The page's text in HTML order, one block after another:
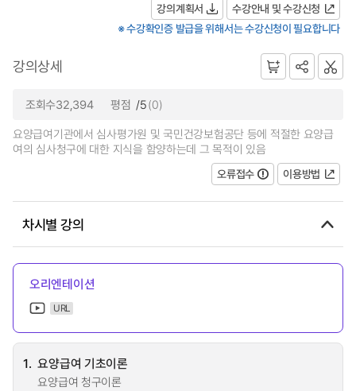
강의계획서
수강안내 및 수강신청
※ 수강확인증 발급을 위해서는 수강신청이 필요합니다
강의상세
조회수32,394 평점 /5(0)
요양급여기관에서 심사평가원 및 국민건강보험공단 등에 적절한 요양급
여의 심사청구에 대한 지식을 함양하는데 그 목적이 있음
오류접수
이용방법
차시별 강의
오리엔테이션
URL
1. 요양급여 기초이론
요양급여 청구이론